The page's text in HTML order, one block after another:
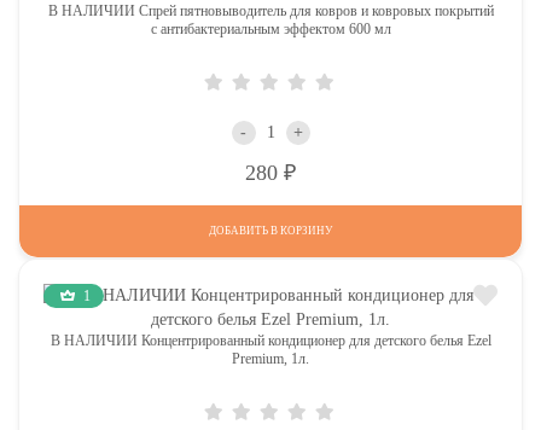
В НАЛИЧИИ Спрей пятновыводитель для ковров и ковровых покрытий
с антибактериальным эффектом 600 мл
- +
280
ДОБАВИТЬ В КОРЗИНУ
1
В НАЛИЧИИ Концентрированный кондиционер для детского белья Ezel
Premium, 1л.